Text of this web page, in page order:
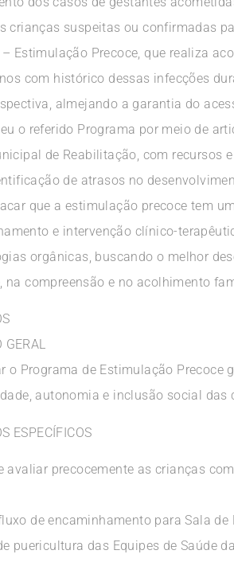
crianças suspeitas ou confirmadas
Estimulação Precoce, que realiza
com histórico dessas infecções
almejando a garantia do
o referido Programa por meio de
de Reabilitação, com recursos
de atrasos no
que a estimulação precoce tem
e intervenção clínico-
orgânicas, buscando o melhor
na compreensão e no acolhimento
GERAL
o Programa de Estimulação
autonomia e inclusão social das
ESPECÍFICOS
avaliar precocemente as crianças
de encaminhamento para Sala
puericultura das Equipes de Saúde